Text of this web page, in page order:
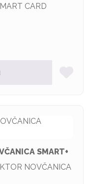
CARD
SMART+
NOVČANICA